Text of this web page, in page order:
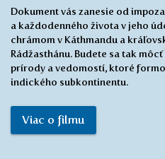
Dokument vás zanesie od
a každodenného života v jeho
chrámom v Káthmandu a
Rádžasthánu. Budete sa tak
prírody a vedomostí, ktoré
indického subkontinentu.
Viac o filmu